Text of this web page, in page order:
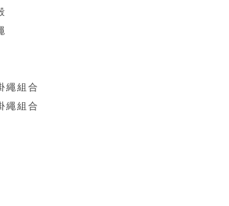
繩組合
繩組合